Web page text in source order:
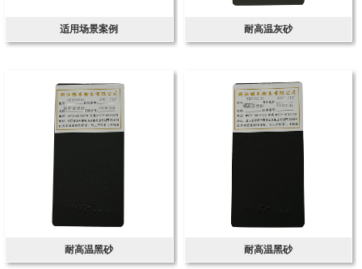
适用场景案例 耐高温灰砂
耐高温黑砂 耐高温黑砂